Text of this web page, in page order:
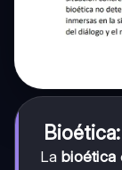
La bioética